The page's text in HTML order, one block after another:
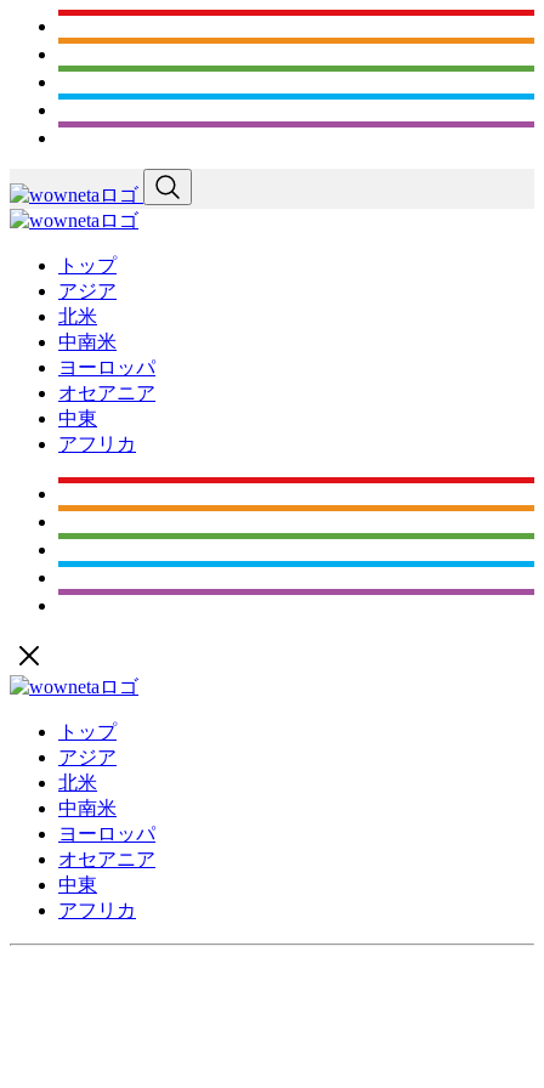
トップ
アジア
北米
中南米
ヨーロッパ
オセアニア
中東
アフリカ
トップ
アジア
北米
中南米
ヨーロッパ
オセアニア
中東
アフリカ